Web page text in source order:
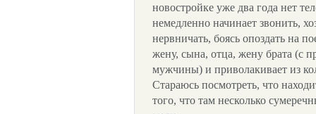
новостройке уже два года нет
немедленно начинает звонить,
нервничать, боясь опоздать на
жену, сына, отца, жену брата (с
мужчины) и приволакивает из
Стараюсь посмотреть, что
того, что там несколько